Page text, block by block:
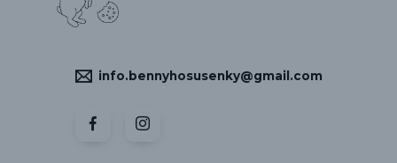
info.bennyhosusenky@gmail.com